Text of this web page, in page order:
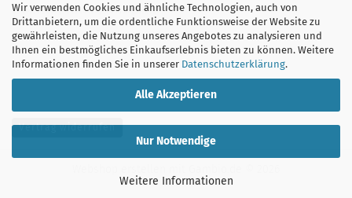
Wir verwenden Cookies und ähnliche Technologien, auch von
Drittanbietern, um die ordentliche Funktionsweise der Website zu
gewährleisten, die Nutzung unseres Angebotes zu analysieren und
Ihnen ein bestmögliches Einkaufserlebnis bieten zu können. Weitere
Informationen finden Sie in unserer Datenschutzerklärung.
Alle Akzeptieren
Nur Notwendige
Weitere Informationen
Die Beschreibungen, Zeichnungen und Angaben zur
Verwendung sind sorgfältig überprüft worden.
Vertrag widerrufen